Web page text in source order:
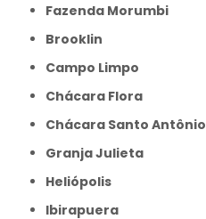
Fazenda Morumbi
Brooklin
Campo Limpo
Chácara Flora
Chácara Santo Antônio
Granja Julieta
Heliópolis
Ibirapuera